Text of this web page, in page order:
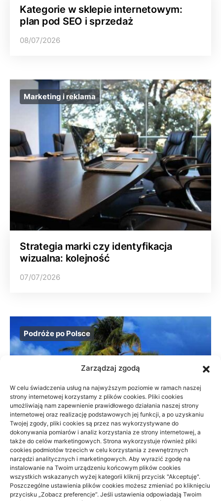
Zarządzaj zgodą
W celu świadczenia usług na najwyższym poziomie w ramach naszej
strony internetowej korzystamy z plików cookies. Pliki cookies
umożliwiają nam zapewnienie prawidłowego działania naszej strony
internetowej oraz realizację podstawowych jej funkcji, a po uzyskaniu
Twojej zgody, pliki cookies są przez nas wykorzystywane do
dokonywania pomiarów i analiz korzystania ze strony internetowej, a
także do celów marketingowych. Strona wykorzystuje również pliki
cookies podmiotów trzecich w celu korzystania z zewnętrznych
narzędzi analitycznych i marketingowych. Aby wyrazić zgodę na
instalowanie na Twoim urządzeniu końcowym plików cookies
wszystkich wskazanych wyżej kategorii kliknij przycisk "Akceptuję".
Poszczególne ustawienia plików cookies możesz zmieniać po kliknięciu
przycisku „Zobacz preferencje”. Jeśli ustawienia odpowiadają Twoim
Kategorie w sklepie internetowym:
plan pod SEO i sprzedaż
08/07/2026
Marketing i reklama
Strategia marki czy identyfikacja
wizualna: kolejność
07/07/2026
Podróże po Polsce
Beskid Śląski: widokowe szlaki na 1
dzień — wybór trasy